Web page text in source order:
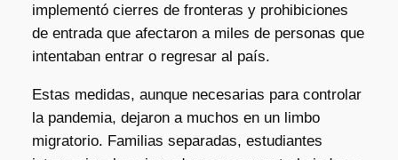
implementó cierres de fronteras y prohibiciones
de entrada que afectaron a miles de personas que
intentaban entrar o regresar al país.
Estas medidas, aunque necesarias para controlar
la pandemia, dejaron a muchos en un limbo
migratorio. Familias separadas, estudiantes